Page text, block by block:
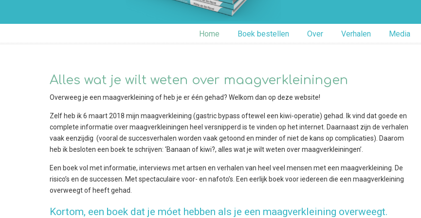
Home Boek bestellen Over Verhalen Media
Alles wat je wilt weten over maagverkleiningen
Overweeg je een maagverkleining of heb je er één gehad? Welkom dan op deze website!
Zelf heb ik 6 maart 2018 mijn maagverkleining (gastric bypass oftewel een kiwi-operatie) gehad. Ik vind dat goede en
complete informatie over maagverkleiningen heel versnipperd is te vinden op het internet. Daarnaast zijn de verhalen
vaak eenzijdig (vooral de succesverhalen worden vaak getoond en minder of niet de kans op complicaties). Daarom
heb ik besloten een boek te schrijven: ‘Banaan of kiwi?, alles wat je wilt weten over maagverkleiningen’.
Een boek vol met informatie, interviews met artsen en verhalen van heel veel mensen met een maagverkleining. De
risico’s en de successen. Met spectaculaire voor- en nafoto’s. Een eerlijk boek voor iedereen die een maagverkleining
overweegt of heeft gehad.
Kortom, een boek dat je móet hebben als je een maagverkleining overweegt.